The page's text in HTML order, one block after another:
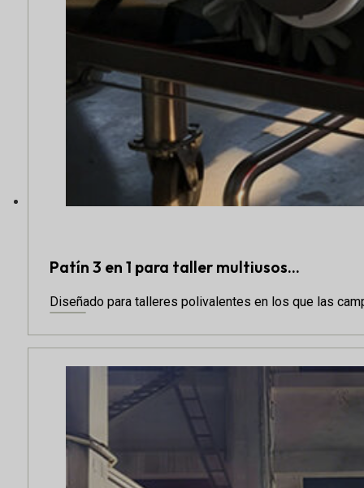
Patín 3 en 1 para taller multiusos...
Diseñado para talleres polivalentes en los que las